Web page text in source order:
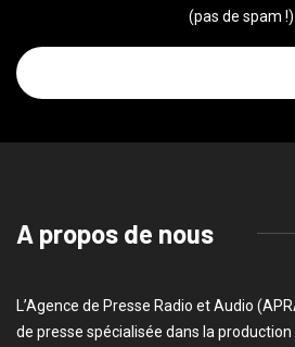
(pas de spam !).
A propos de nous
L’Agence de Presse Radio et Audio
de presse spécialisée dans la